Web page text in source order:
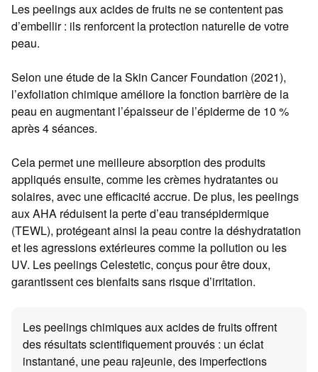
Les peelings aux acides de fruits ne se contentent pas
d’embellir : ils renforcent la protection naturelle de votre
peau.
Selon une étude de la Skin Cancer Foundation (2021),
l’exfoliation chimique améliore la fonction barrière de la
peau en augmentant l’épaisseur de l’épiderme de 10 %
après 4 séances.
Cela permet une meilleure absorption des produits
appliqués ensuite, comme les crèmes hydratantes ou
solaires, avec une efficacité accrue. De plus, les peelings
aux AHA réduisent la perte d’eau transépidermique
(TEWL), protégeant ainsi la peau contre la déshydratation
et les agressions extérieures comme la pollution ou les
UV. Les peelings Celestetic, conçus pour être doux,
garantissent ces bienfaits sans risque d’irritation.
Les peelings chimiques aux acides de fruits offrent
des résultats scientifiquement prouvés : un éclat
instantané, une peau rajeunie, des imperfections